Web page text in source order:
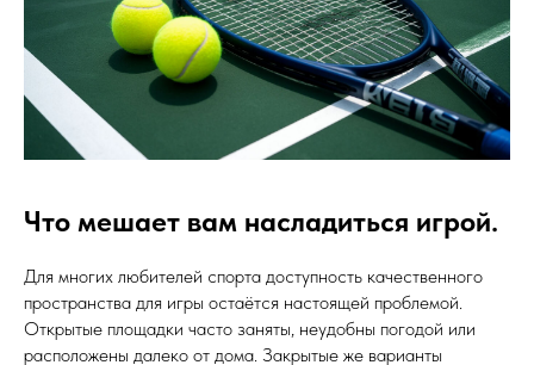
Что мешает вам насладиться игрой.
Для многих любителей спорта доступность качественного
пространства для игры остаётся настоящей проблемой.
Открытые площадки часто заняты, неудобны погодой или
расположены далеко от дома. Закрытые же варианты